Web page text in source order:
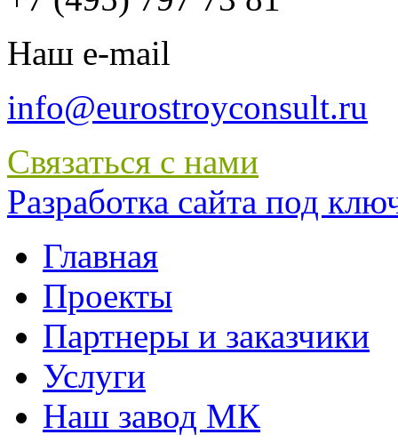
Наш e-mail
info@eurostroyconsult.ru
Связаться с нами
Разработка сайта под
Главная
Проекты
Партнеры и заказчики
Услуги
Наш завод МК